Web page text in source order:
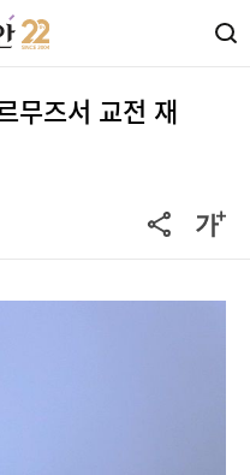
무즈서 교전 재